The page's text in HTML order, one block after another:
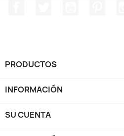
PRODUCTOS
INFORMACIÓN
SU CUENTA